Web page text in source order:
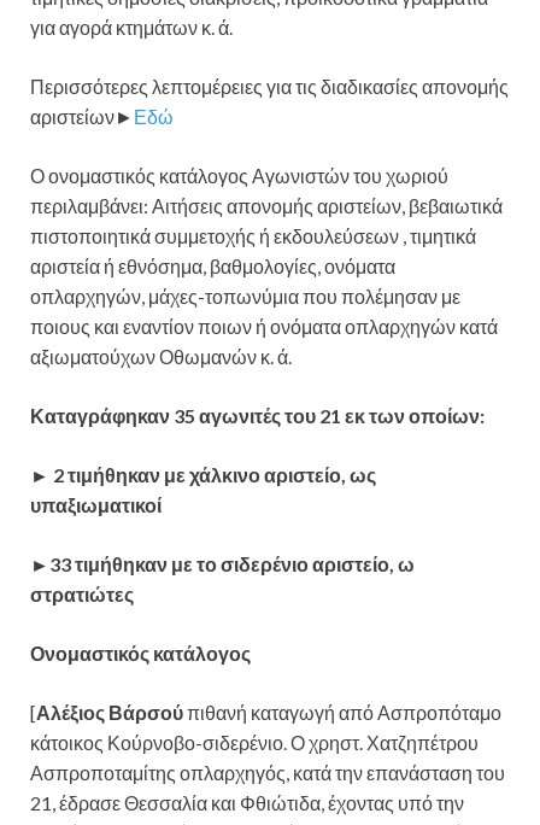
για αγορά κτημάτων κ. ά.
Περισσότερες λεπτομέρειες για τις διαδικασίες απονομής
αριστείων► Εδώ
Ο ονομαστικός κατάλογος Αγωνιστών του χωριού
περιλαμβάνει: Αιτήσεις απονομής αριστείων, βεβαιωτικά
πιστοποιητικά συμμετοχής ή εκδουλεύσεων , τιμητικά
αριστεία ή εθνόσημα, βαθμολογίες, ονόματα
οπλαρχηγών, μάχες-τοπωνύμια που πολέμησαν με
ποιους και εναντίον ποιων ή ονόματα οπλαρχηγών κατά
αξιωματούχων Οθωμανών κ. ά.
Καταγράφηκαν 35 αγωνιτές του 21 εκ των οποίων:
► 2 τιμήθηκαν με χάλκινο αριστείο, ως
υπαξιωματικοί
►33 τιμήθηκαν με το σιδερένιο αριστείο, ω
στρατιώτες
Ονομαστικός κατάλογος
[Αλέξιος Βάρσούπιθανή καταγωγή από Ασπροπόταμο
κάτοικος Κούρνοβο-σιδερένιο. Ο χρηστ. Χατζηπέτρου
Ασπροποταμίτης οπλαρχηγός, κατά την επανάσταση του
21, έδρασε Θεσσαλία και Φθιώτιδα, έχοντας υπό την